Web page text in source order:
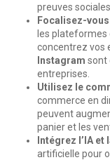
preuves
Focalisez-
les plateformes
concentrez vos
Instagram sont
entreprises.
Utilisez le
commerce en
peuvent
panier et les
Intégrez l’IA
artificielle pour